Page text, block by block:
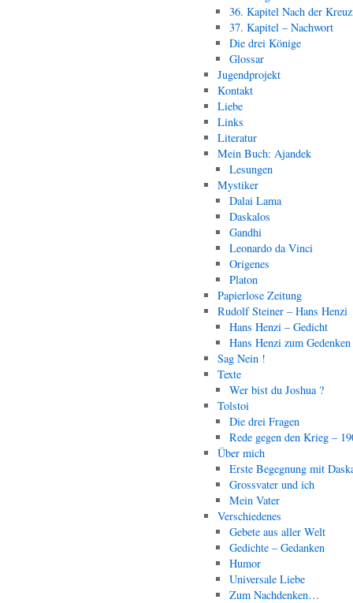
36. Kapitel Nach der
37. Kapitel – Nachwort
Die drei Könige
Glossar
Jugendprojekt
Kontakt
Liebe
Links
Literatur
Mein Buch: Ajandek
Lesungen
Mystiker
Dalai Lama
Daskalos
Gandhi
Leonardo da Vinci
Origenes
Platon
Papierlose Zeitung
Rudolf Steiner – Hans Henzi
Hans Henzi – Gedicht
Hans Henzi zum Gedenken
Sag Nein !
Texte
Wer bist du Joshua ?
Tolstoi
Die drei Fragen
Rede gegen den Krieg –
Über mich
Erste Begegnung mit
Grossvater und ich
Mein Vater
Verschiedenes
Gebete aus aller Welt
Gedichte – Gedanken
Humor
Universale Liebe
Zum Nachdenken…